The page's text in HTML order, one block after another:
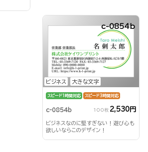
ビジネス 大きな文字
c-0854b
スピード1時間対応 スピード3時間対応
c-0854b 100枚 2,530円
ビジネスなのに堅すぎない！遊び心も
欲しいならこのデザイン！